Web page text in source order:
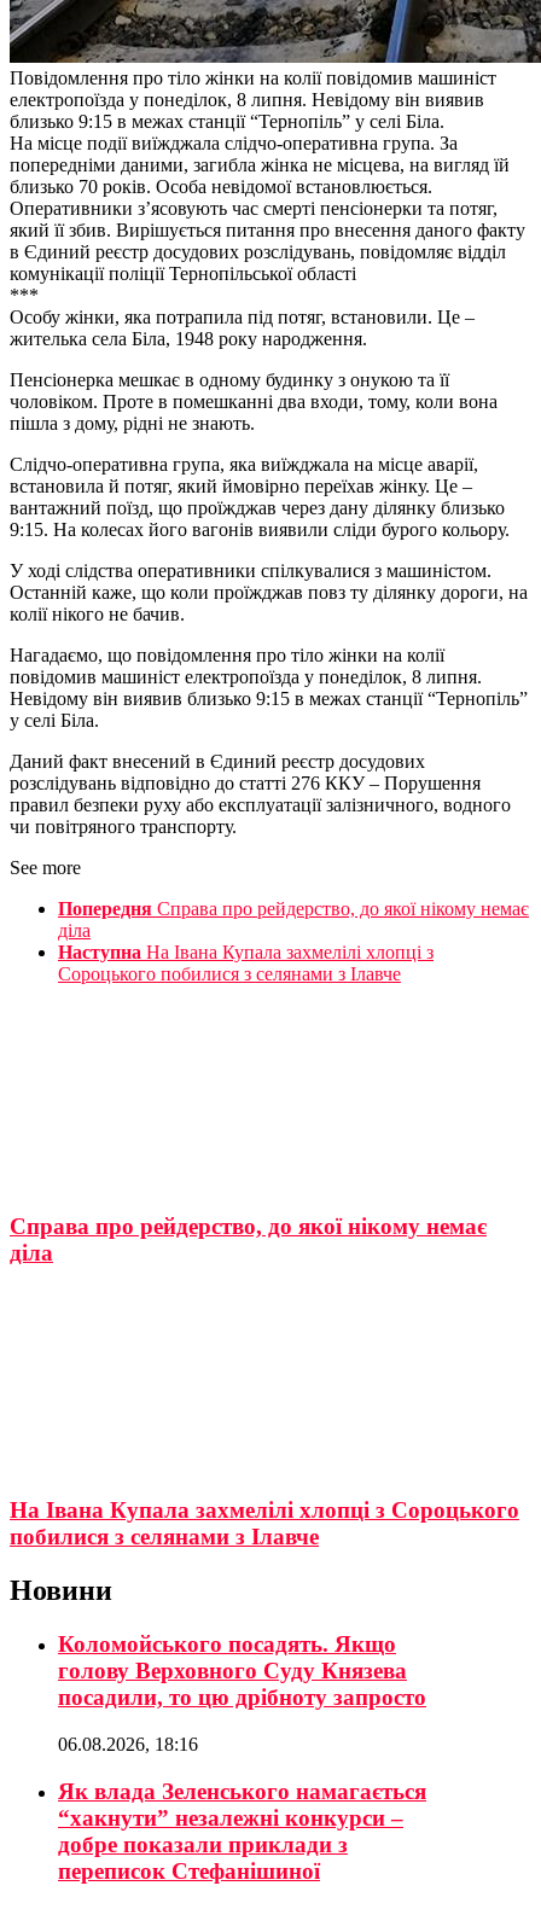
Повідомлення про тіло жінки на колії повідомив машиніст
електропоїзда у понеділок, 8 липня. Невідому він виявив
близько 9:15 в межах станції “Тернопіль” у селі Біла.
На місце події виїжджала слідчо-оперативна група. За
попередніми даними, загибла жінка не місцева, на вигляд їй
близько 70 років. Особа невідомої встановлюється.
Оперативники з’ясовують час смерті пенсіонерки та потяг,
який її збив. Вирішується питання про внесення даного факту
в Єдиний реєстр досудових розслідувань, повідомляє відділ
комунікації поліції Тернопільської області
***
Особу жінки, яка потрапила під потяг, встановили. Це –
жителька села Біла, 1948 року народження.
Пенсіонерка мешкає в одному будинку з онукою та її
чоловіком. Проте в помешканні два входи, тому, коли вона
пішла з дому, рідні не знають.
Слідчо-оперативна група, яка виїжджала на місце аварії,
встановила й потяг, який ймовірно переїхав жінку. Це –
вантажний поїзд, що проїжджав через дану ділянку близько
9:15. На колесах його вагонів виявили сліди бурого кольору.
У ході слідства оперативники спілкувалися з машиністом.
Останній каже, що коли проїжджав повз ту ділянку дороги, на
колії нікого не бачив.
Нагадаємо, що повідомлення про тіло жінки на колії
повідомив машиніст електропоїзда у понеділок, 8 липня.
Невідому він виявив близько 9:15 в межах станції “Тернопіль”
у селі Біла.
Даний факт внесений в Єдиний реєстр досудових
розслідувань відповідно до статті 276 ККУ – Порушення
правил безпеки руху або експлуатації залізничного, водного
чи повітряного транспорту.
See more
Попередня Справа про рейдерство, до якої нікому немає
діла
Наступна На Івана Купала захмелілі хлопці з
Сороцького побилися з селянами з Ілавче
Справа про рейдерство, до якої нікому немає
діла
На Івана Купала захмелілі хлопці з Сороцького
побилися з селянами з Ілавче
Новини
Коломойського посадять. Якщо
голову Верховного Суду Князева
посадили, то цю дрібноту запросто
06.08.2026, 18:16
Як влада Зеленського намагається
“хакнути” незалежні конкурси –
добре показали приклади з
переписок Стефанішиної